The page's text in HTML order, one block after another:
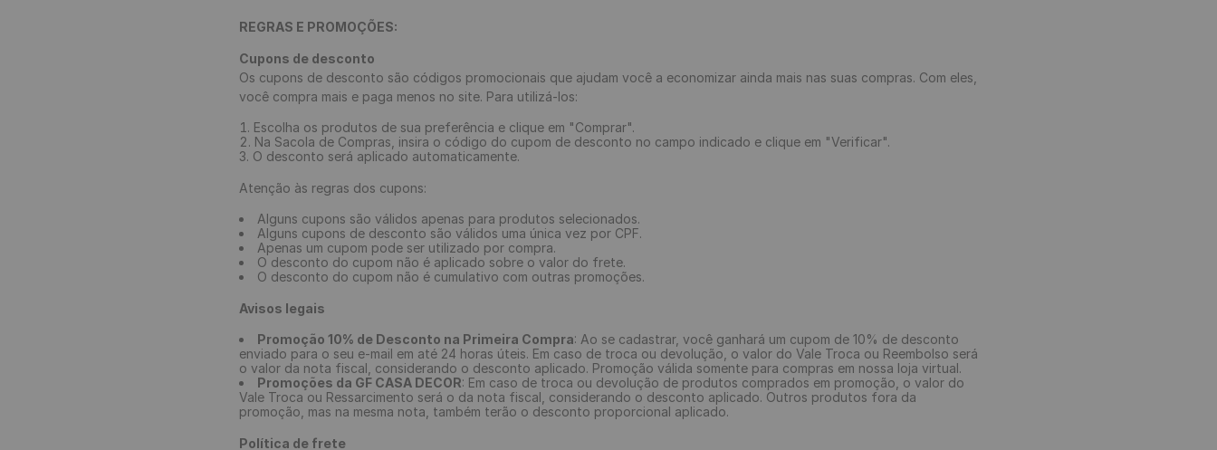
REGRAS E PROMOÇÕES:
Cupons de desconto
Os cupons de desconto são códigos promocionais que ajudam você a economizar ainda mais nas suas compras. Com eles,
você compra mais e paga menos no site. Para utilizá-los:
Escolha os produtos de sua preferência e clique em "Comprar".
Na Sacola de Compras, insira o código do cupom de desconto no campo indicado e clique em "Verificar".
O desconto será aplicado automaticamente.
Atenção às regras dos cupons:
Alguns cupons são válidos apenas para produtos selecionados.
Alguns cupons de desconto são válidos uma única vez por CPF.
Apenas um cupom pode ser utilizado por compra.
O desconto do cupom não é aplicado sobre o valor do frete.
O desconto do cupom não é cumulativo com outras promoções.
Avisos legais
Promoção 10% de Desconto na Primeira Compra: Ao se cadastrar, você ganhará um cupom de 10% de desconto
enviado para o seu e-mail em até 24 horas úteis. Em caso de troca ou devolução, o valor do Vale Troca ou Reembolso será
o valor da nota fiscal, considerando o desconto aplicado. Promoção válida somente para compras em nossa loja virtual.
Promoções da GF CASA DECOR: Em caso de troca ou devolução de produtos comprados em promoção, o valor do
Vale Troca ou Ressarcimento será o da nota fiscal, considerando o desconto aplicado. Outros produtos fora da
promoção, mas na mesma nota, também terão o desconto proporcional aplicado.
Política de frete